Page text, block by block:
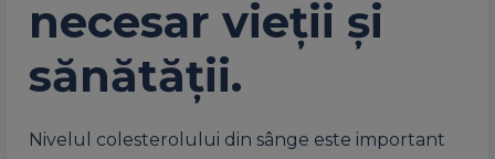
necesar vieţii şi
sănătăţii.
Nivelul colesterolului din sânge este important